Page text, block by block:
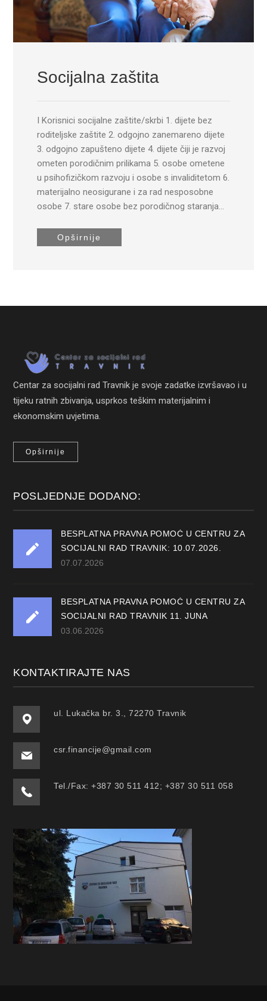
Socijalna zaštita
I Korisnici socijalne zaštite/skrbi 1. dijete bez
roditeljske zaštite 2. odgojno zanemareno dijete
3. odgojno zapušteno dijete 4. dijete čiji je razvoj
ometen porodičnim prilikama 5. osobe ometene
u psihofizičkom razvoju i osobe s invaliditetom 6.
materijalno neosigurane i za rad nesposobne
osobe 7. stare osobe bez porodičnog staranja…
Opširnije
Centar za socijalni rad Travnik je svoje zadatke izvršavao i u
tijeku ratnih zbivanja, usprkos teškim materijalnim i
ekonomskim uvjetima.
Opširnije
POSLJEDNJE DODANO:
BESPLATNA PRAVNA POMOĆ U CENTRU ZA
SOCIJALNI RAD TRAVNIK: 10.07.2026.
07.07.2026
BESPLATNA PRAVNA POMOĆ U CENTRU ZA
SOCIJALNI RAD TRAVNIK 11. JUNA
03.06.2026
KONTAKTIRAJTE NAS
ul. Lukačka br. 3., 72270 Travnik
csr.financije@gmail.com
Tel./Fax: +387 30 511 412; +387 30 511 058